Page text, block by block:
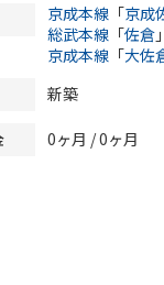
京成本線 「京成
総武本線 「佐倉
京成本線 「大佐
新築
0ヶ月 /0ヶ月